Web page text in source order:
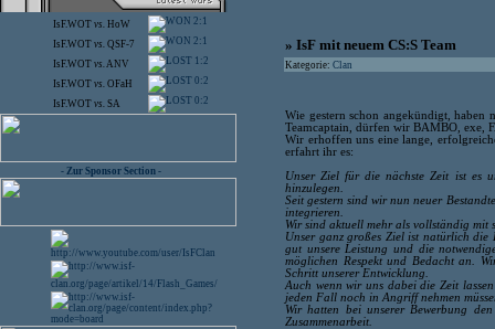
IsF.WOT vs. HoW 2:1
IsF.WOT vs. QSF-7 2:1
IsF.WOT vs.ANV 1:2
IsF.WOT vs. OFaH 0:2
IsF.WOT vs. SA 0:2
- Zur Sponsor Section -
» IsF mit neuem CS:S Team
Kategorie: Clan
Wie gestern schon angekündigt, haben
Teamcaptain, dürfen wir BAMBO, exe,
Wir erhoffen uns eine lange,
erfahrt ihr es:
Unser Ziel für die nächste Zeit ist es
hinzulegen.
Seit gestern sind wir nun neuer
integrieren.
Wir sind aktuell mehr als vollständig mit
Unser ganz großes Ziel ist natürlich
gut unsere Leistung und die
möglichen Respekt und Bedacht an.
Schritt unserer Entwicklung.
Auch wenn wir uns dabei die Zeit
jeden Fall noch in Angriff nehmen
Wir hatten bei unserer Bewerbung
Zusammenarbeit.